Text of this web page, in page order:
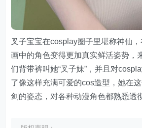
叉子宝宝在cosplay圈子里堪称神仙
画中的角色变得更加真实鲜活姿势，
们背带裤叫她“叉子妹”，并且对
了像这样充满可爱的cos造型，她在
剑的姿态，对各种动漫角色都熟悉透